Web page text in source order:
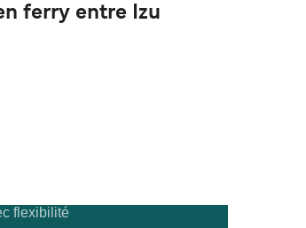
ferry entre Izu